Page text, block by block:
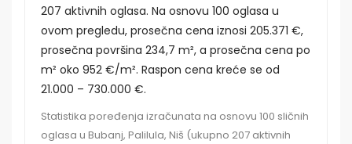
207 aktivnih oglasa. Na osnovu 100 oglasa u
ovom pregledu, prosečna cena iznosi 205.371 €,
prosečna površina 234,7 m², a prosečna cena po
m² oko 952 €/m². Raspon cena kreće se od
21.000 – 730.000 €.
Statistika poređenja izračunata na osnovu 100 sličnih
oglasa u Bubanj, Palilula, Niš (ukupno 207 aktivnih